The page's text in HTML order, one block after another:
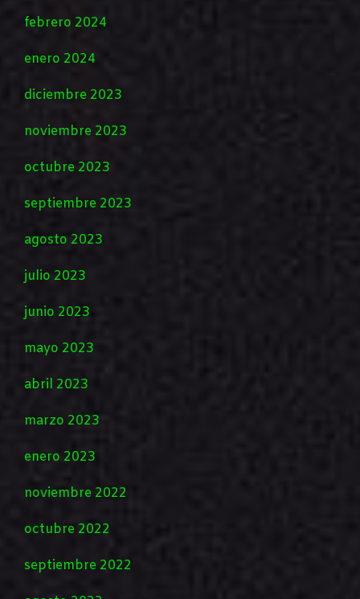
febrero 2024
enero 2024
diciembre 2023
noviembre 2023
octubre 2023
septiembre 2023
agosto 2023
julio 2023
junio 2023
mayo 2023
abril 2023
marzo 2023
enero 2023
noviembre 2022
octubre 2022
septiembre 2022